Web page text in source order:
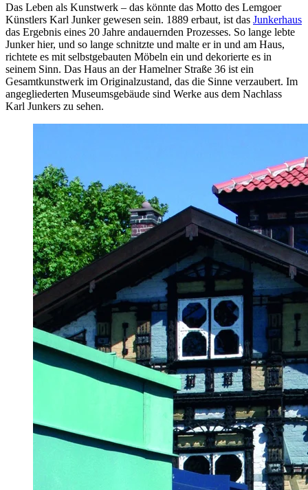
Das Leben als Kunstwerk – das könnte das Motto des Lemgoer
Künstlers Karl Junker gewesen sein. 1889 erbaut, ist das Junkerhaus
das Ergebnis eines 20 Jahre andauernden Prozesses. So lange lebte
Junker hier, und so lange schnitzte und malte er in und am Haus,
richtete es mit selbstgebauten Möbeln ein und dekorierte es in
seinem Sinn. Das Haus an der Hamelner Straße 36 ist ein
Gesamtkunstwerk im Originalzustand, das die Sinne verzaubert. Im
angegliederten Museumsgebäude sind Werke aus dem Nachlass
Karl Junkers zu sehen.